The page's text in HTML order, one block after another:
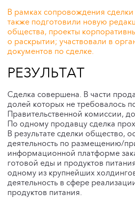
В рамках сопровождения
также подготовили новую
общества, проекты
о раскрытии; участвовали в
документов по сделке.
РЕЗУЛЬТАТ
Сделка совершена. В части
долей которых не требовалось
Правительственной комиссии,
По одному продавцу сделка
В результате сделки общество,
деятельность по размещению/
информационной платформе
готовой еды и продуктов
одному из крупнейших
деятельность в сфере
продуктов питания.